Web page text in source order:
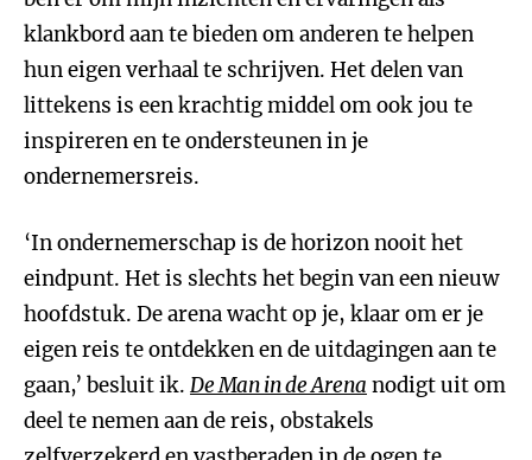
klankbord aan te bieden om anderen te helpen
hun eigen verhaal te schrijven. Het delen van
littekens is een krachtig middel om ook jou te
inspireren en te ondersteunen in je
ondernemersreis.
‘In ondernemerschap is de horizon nooit het
eindpunt. Het is slechts het begin van een nieuw
hoofdstuk. De arena wacht op je, klaar om er je
eigen reis te ontdekken en de uitdagingen aan te
gaan,’ besluit ik. De Man in de Arena nodigt uit om
deel te nemen aan de reis, obstakels